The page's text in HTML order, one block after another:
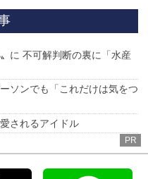
へ
に 不可解判断の裏に「水産
ソンでも「これだけは気をつ
されるアイドル
PR